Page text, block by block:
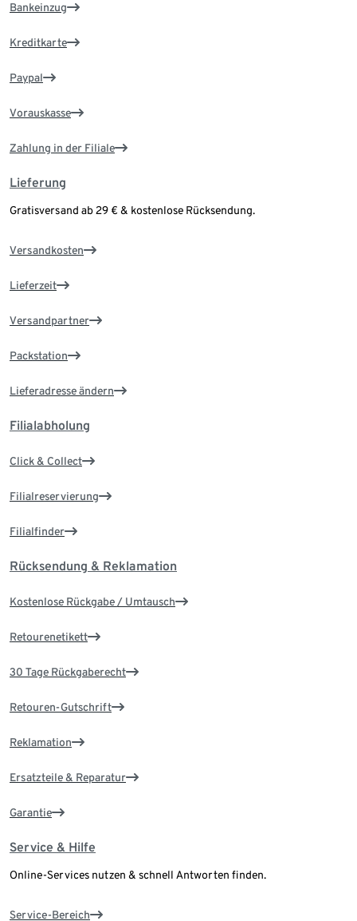
Bankeinzug
Kreditkarte
Paypal
Vorauskasse
Zahlung in der Filiale
Lieferung
Gratisversand ab 29 € & kostenlose Rücksendung.
Versandkosten
Lieferzeit
Versandpartner
Packstation
Lieferadresse ändern
Filialabholung
Click & Collect
Filialreservierung
Filialfinder
Rücksendung & Reklamation
Kostenlose Rückgabe / Umtausch
Retourenetikett
30 Tage Rückgaberecht
Retouren-Gutschrift
Reklamation
Ersatzteile & Reparatur
Garantie
Service & Hilfe
Online-Services nutzen & schnell Antworten finden.
Service-Bereich